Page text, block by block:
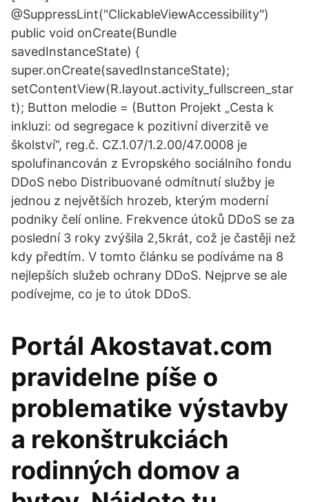
@SuppressLint("ClickableViewAccessibility")
public void onCreate(Bundle
savedInstanceState) {
super.onCreate(savedInstanceState);
setContentView(R.layout.activity_fullscreen_star
t); Button melodie = (Button Projekt „Cesta k
inkluzi: od segregace k pozitivní diverzitě ve
školství“, reg.č. CZ.1.07/1.2.00/47.0008 je
spolufinancován z Evropského sociálního fondu
DDoS nebo Distribuované odmítnutí služby je
jednou z největších hrozeb, kterým moderní
podniky čelí online. Frekvence útoků DDoS se za
poslední 3 roky zvýšila 2,5krát, což je častěji než
kdy předtím. V tomto článku se podíváme na 8
nejlepších služeb ochrany DDoS. Nejprve se ale
podívejme, co je to útok DDoS.
Portál Akostavat.com
pravidelne píše o
problematike výstavby
a rekonštrukciách
rodinných domov a